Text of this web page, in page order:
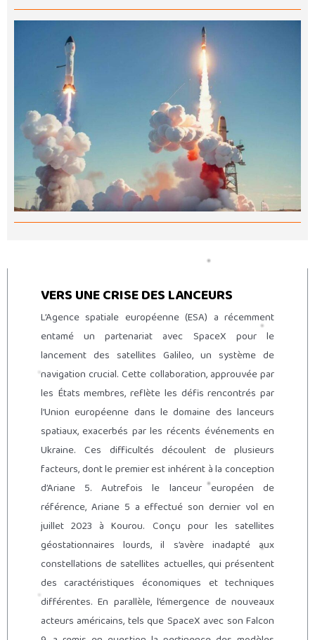
VERS UNE CRISE DES LANCEURS
L’Agence spatiale européenne (ESA) a récemment
entamé un partenariat avec SpaceX pour le
lancement des satellites Galileo, un système de
navigation crucial. Cette collaboration, approuvée par
les États membres, reflète les défis rencontrés par
l’Union européenne dans le domaine des lanceurs
spatiaux, exacerbés par les récents événements en
Ukraine. Ces difficultés découlent de plusieurs
facteurs, dont le premier est inhérent à la conception
d’Ariane 5. Autrefois le lanceur européen de
référence, Ariane 5 a effectué son dernier vol en
juillet 2023 à Kourou. Conçu pour les satellites
géostationnaires lourds, il s’avère inadapté aux
constellations de satellites actuelles, qui présentent
des caractéristiques économiques et techniques
différentes. En parallèle, l’émergence de nouveaux
acteurs américains, tels que SpaceX avec son Falcon